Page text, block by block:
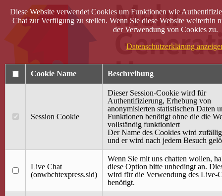
Anmelden
Treffpunkt Jung & Alt
40 Jahre Mütterzentrum
Familiencafé
Diese Website verwendet Cookies um Funktionen wie
Chat zur Verfügung zu stellen. Wenn Sie diese Website weiterhin
der Verwendung von Cookies zu.
Datenschutzerklärung
Cookie Name Beschreibung
Session Cookie
Dieser Session-Cookie wird für
Authentifizierung, Erhebung von
anonymisierten statistischen Daten
Funktionen benötigt ohne die die
vollständig funktioniert
Der Name des Cookies wird
und er wird nach jedem Besuch
Live Chat
(onwbchtexpress.sid)
Wenn Sie mit uns chatten wollen,
diese Option bitte unbedingt an.
wird für die Verwendung des Live-
benötigt.